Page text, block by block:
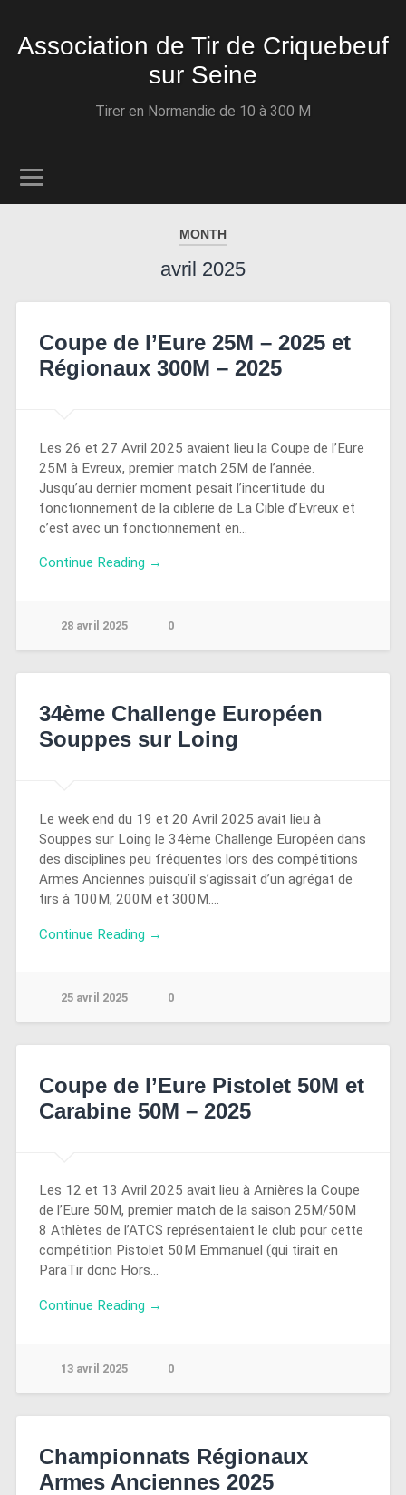
Association de Tir de Criquebeuf
sur Seine
Tirer en Normandie de 10 à 300 M
MONTH
avril 2025
Coupe de l’Eure 25M – 2025 et
Régionaux 300M – 2025
Les 26 et 27 Avril 2025 avaient lieu la Coupe de l’Eure
25M à Evreux, premier match 25M de l’année.
Jusqu’au dernier moment pesait l’incertitude du
fonctionnement de la ciblerie de La Cible d’Evreux et
c’est avec un fonctionnement en…
Continue Reading →
28 avril 2025 0
34ème Challenge Européen
Souppes sur Loing
Le week end du 19 et 20 Avril 2025 avait lieu à
Souppes sur Loing le 34ème Challenge Européen dans
des disciplines peu fréquentes lors des compétitions
Armes Anciennes puisqu’il s’agissait d’un agrégat de
tirs à 100M, 200M et 300M….
Continue Reading →
25 avril 2025 0
Coupe de l’Eure Pistolet 50M et
Carabine 50M – 2025
Les 12 et 13 Avril 2025 avait lieu à Arnières la Coupe
de l’Eure 50M, premier match de la saison 25M/50M
8 Athlètes de l’ATCS représentaient le club pour cette
compétition Pistolet 50M Emmanuel (qui tirait en
ParaTir donc Hors…
Continue Reading →
13 avril 2025 0
Championnats Régionaux
Armes Anciennes 2025